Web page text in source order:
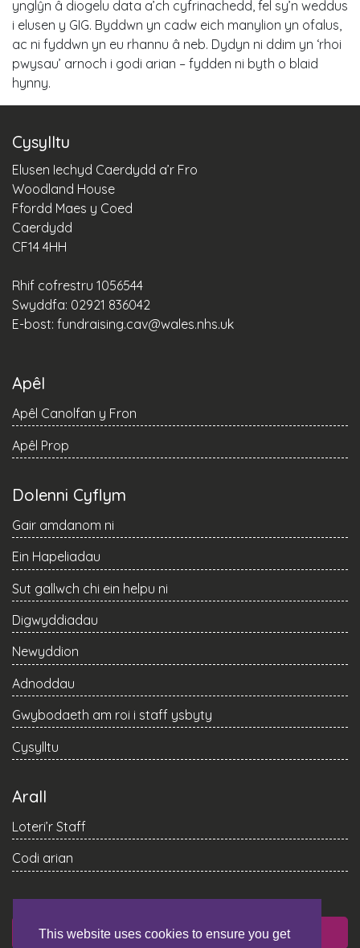
This website uses cookies to ensure you get
ynglŷn â diogelu data a’ch cyfrinachedd, fel sy’n weddus
i elusen y GIG. Byddwn yn cadw eich manylion yn ofalus,
ac ni fyddwn yn eu rhannu â neb. Dydyn ni ddim yn ‘rhoi
pwysau’ arnoch i godi arian – fydden ni byth o blaid
hynny.
Cysylltu
Elusen Iechyd Caerdydd a’r Fro
Woodland House
Ffordd Maes y Coed
Caerdydd
CF14 4HH
Rhif cofrestru 1056544
Swyddfa: 02921 836042
E-bost: fundraising.cav@wales.nhs.uk
Apêl
Apêl Canolfan y Fron
Apêl Prop
Dolenni Cyflym
Gair amdanom ni
Ein Hapeliadau
Sut gallwch chi ein helpu ni
Digwyddiadau
Newyddion
Adnoddau
Gwybodaeth am roi i staff ysbyty
Cysylltu
Arall
Loteri’r Staff
Codi arian
RHOI